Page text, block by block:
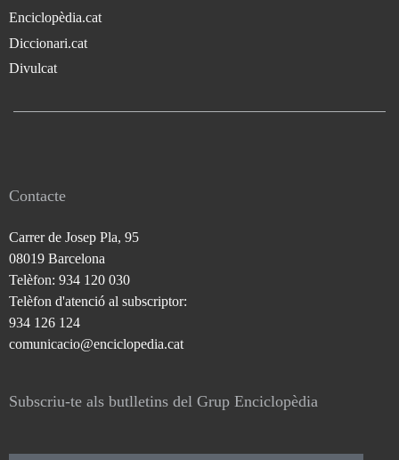
Enciclopèdia.cat
Diccionari.cat
Divulcat
Contacte
Carrer de Josep Pla, 95
08019 Barcelona
Telèfon: 934 120 030
Telèfon d'atenció al subscriptor:
934 126 124
comunicacio@enciclopedia.cat
Subscriu-te als butlletins del Grup Enciclopèdia